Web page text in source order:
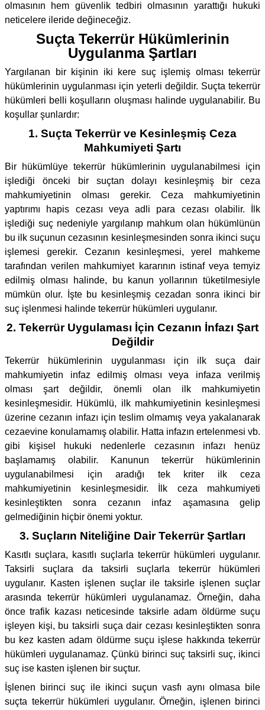
olmasının hem güvenlik tedbiri olmasının yarattığı hukuki
neticelere ileride değineceğiz.
Suçta Tekerrür Hükümlerinin
Uygulanma Şartları
Yargılanan bir kişinin iki kere suç işlemiş olması tekerrür
hükümlerinin uygulanması için yeterli değildir. Suçta tekerrür
hükümleri belli koşulların oluşması halinde uygulanabilir. Bu
koşullar şunlardır:
1. Suçta Tekerrür ve Kesinleşmiş Ceza
Mahkumiyeti Şartı
Bir hükümlüye tekerrür hükümlerinin uygulanabilmesi için
işlediği önceki bir suçtan dolayı kesinleşmiş bir ceza
mahkumiyetinin olması gerekir. Ceza mahkumiyetinin
yaptırımı hapis cezası veya adli para cezası olabilir. İlk
işlediği suç nedeniyle yargılanıp mahkum olan hükümlünün
bu ilk suçunun cezasının kesinleşmesinden sonra ikinci suçu
işlemesi gerekir. Cezanın kesinleşmesi, yerel mahkeme
tarafından verilen mahkumiyet kararının istinaf veya temyiz
edilmiş olması halinde, bu kanun yollarının tüketilmesiyle
mümkün olur. İşte bu kesinleşmiş cezadan sonra ikinci bir
suç işlenmesi halinde tekerrür hükümleri uygulanır.
2. Tekerrür Uygulaması İçin Cezanın İnfazı Şart
Değildir
Tekerrür hükümlerinin uygulanması için ilk suça dair
mahkumiyetin infaz edilmiş olması veya infaza verilmiş
olması şart değildir, önemli olan ilk mahkumiyetin
kesinleşmesidir. Hükümlü, ilk mahkumiyetinin kesinleşmesi
üzerine cezanın infazı için teslim olmamış veya yakalanarak
cezaevine konulamamış olabilir. Hatta infazın ertelenmesi vb.
gibi kişisel hukuki nedenlerle cezasının infazı henüz
başlamamış olabilir. Kanunun tekerrür hükümlerinin
uygulanabilmesi için aradığı tek kriter ilk ceza
mahkumiyetinin kesinleşmesidir. İlk ceza mahkumiyeti
kesinleştikten sonra cezanın infaz aşamasına gelip
gelmediğinin hiçbir önemi yoktur.
3. Suçların Niteliğine Dair Tekerrür Şartları
Kasıtlı suçlara, kasıtlı suçlarla tekerrür hükümleri uygulanır.
Taksirli suçlara da taksirli suçlarla tekerrür hükümleri
uygulanır. Kasten işlenen suçlar ile taksirle işlenen suçlar
arasında tekerrür hükümleri uygulanamaz. Örneğin, daha
önce trafik kazası neticesinde taksirle adam öldürme suçu
işleyen kişi, bu taksirli suça dair cezası kesinleştikten sonra
bu kez kasten adam öldürme suçu işlese hakkında tekerrür
hükümleri uygulanamaz. Çünkü birinci suç taksirli suç, ikinci
suç ise kasten işlenen bir suçtur.
İşlenen birinci suç ile ikinci suçun vasfı aynı olmasa bile
suçta tekerrür hükümleri uygulanır. Örneğin, işlenen birinci